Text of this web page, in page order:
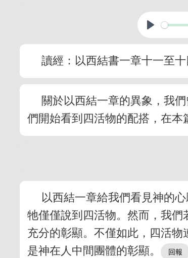
讀經：以西結書一章十一至
關於以西結一章的異象，我
們開始看到四活物的配搭，在本
以西結一章給我們看見神的
牠僅僅說到四活物。然而，我們
充分的彰顯。不僅如此，四活
是神在人中間團體的彰顯。